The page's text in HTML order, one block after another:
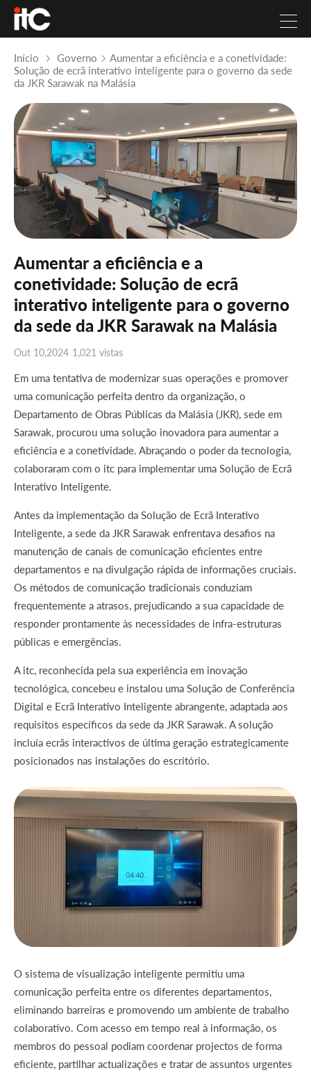
Início Governo
Aumentar a eficiência e a conetividade:
Solução de ecrã interativo inteligente para o governo da sede
da JKR Sarawak na Malásia
Aumentar a eficiência e a
conetividade: Solução de ecrã
interativo inteligente para o governo
da sede da JKR Sarawak na Malásia
Out 10,2024 1,021 vistas
Em uma tentativa de modernizar suas operações e promover
uma comunicação perfeita dentro da organização, o
Departamento de Obras Públicas da Malásia (JKR), sede em
Sarawak, procurou uma solução inovadora para aumentar a
eficiência e a conetividade. Abraçando o poder da tecnologia,
colaboraram com o itc para implementar uma Solução de Ecrã
Interativo Inteligente.
Antes da implementação da Solução de Ecrã Interativo
Inteligente, a sede da JKR Sarawak enfrentava desafios na
manutenção de canais de comunicação eficientes entre
departamentos e na divulgação rápida de informações cruciais.
Os métodos de comunicação tradicionais conduziam
frequentemente a atrasos, prejudicando a sua capacidade de
responder prontamente às necessidades de infra-estruturas
públicas e emergências.
A itc, reconhecida pela sua experiência em inovação
tecnológica, concebeu e instalou uma Solução de Conferência
Digital e Ecrã Interativo Inteligente abrangente, adaptada aos
requisitos específicos da sede da JKR Sarawak. A solução
incluía ecrãs interactivos de última geração estrategicamente
posicionados nas instalações do escritório.
O sistema de visualização inteligente permitiu uma
comunicação perfeita entre os diferentes departamentos,
eliminando barreiras e promovendo um ambiente de trabalho
colaborativo. Com acesso em tempo real à informação, os
membros do pessoal podiam coordenar projectos de forma
eficiente, partilhar actualizações e tratar de assuntos urgentes